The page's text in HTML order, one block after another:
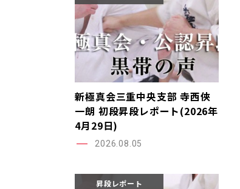
新極真会三重中央支部 寺西俠
一朗 初段昇段レポート(2026年
4月29日)
2026.08.05
昇段レポート